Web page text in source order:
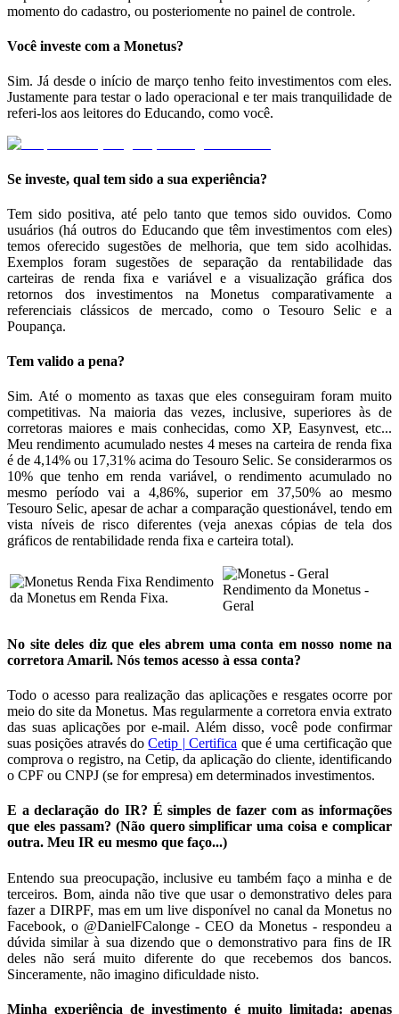
momento do cadastro, ou posteriomente no painel de controle.
Você investe com a Monetus?
Sim. Já desde o início de março tenho feito investimentos com eles.
Justamente para testar o lado operacional e ter mais tranquilidade de
referi-los aos leitores do Educando, como você.
Se investe, qual tem sido a sua experiência?
Tem sido positiva, até pelo tanto que temos sido ouvidos. Como
usuários (há outros do Educando que têm investimentos com eles)
temos oferecido sugestões de melhoria, que tem sido acolhidas.
Exemplos foram sugestões de separação da rentabilidade das
carteiras de renda fixa e variável e a visualização gráfica dos
retornos dos investimentos na Monetus comparativamente a
referenciais clássicos de mercado, como o Tesouro Selic e a
Poupança.
Tem valido a pena?
Sim. Até o momento as taxas que eles conseguiram foram muito
competitivas. Na maioria das vezes, inclusive, superiores às de
corretoras maiores e mais conhecidas, como XP, Easynvest, etc...
Meu rendimento acumulado nestes 4 meses na carteira de renda fixa
é de 4,14% ou 17,31% acima do Tesouro Selic. Se considerarmos os
10% que tenho em renda variável, o rendimento acumulado no
mesmo período vai a 4,86%, superior em 37,50% ao mesmo
Tesouro Selic, apesar de achar a comparação questionável, tendo em
vista níveis de risco diferentes (veja anexas cópias de tela dos
gráficos de rentabilidade renda fixa e carteira total).
Rendimento
da Monetus em Renda Fixa.
Rendimento da Monetus -
Geral
No site deles diz que eles abrem uma conta em nosso nome na
corretora Amaril. Nós temos acesso à essa conta?
Todo o acesso para realização das aplicações e resgates ocorre por
meio do site da Monetus. Mas regularmente a corretora envia extrato
das suas aplicações por e-mail. Além disso, você pode confirmar
suas posições através doCetip | Certifica que é uma certificação que
comprova o registro, na Cetip, da aplicação do cliente, identificando
o CPF ou CNPJ (se for empresa) em determinados investimentos.
E a declaração do IR? É simples de fazer com as informações
que eles passam? (Não quero simplificar uma coisa e complicar
outra. Meu IR eu mesmo que faço...)
Entendo sua preocupação, inclusive eu também faço a minha e de
terceiros. Bom, ainda não tive que usar o demonstrativo deles para
fazer a DIRPF, mas em um live disponível no canal da Monetus no
Facebook, o @DanielFCalonge - CEO da Monetus - respondeu a
dúvida similar à sua dizendo que o demonstrativo para fins de IR
deles não será muito diferente do que recebemos dos bancos.
Sinceramente, não imagino dificuldade nisto.
Minha experiência de investimento é muito limitada: apenas